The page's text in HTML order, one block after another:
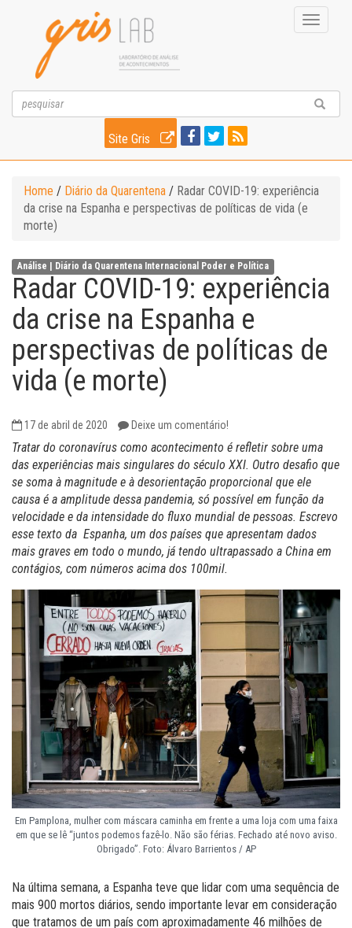
Toggle
Site Gris
Home / Diário da Quarentena / Radar COVID-19: experiência
da crise na Espanha e perspectivas de políticas de vida (e
morte)
Análise | Diário da Quarentena Internacional Poder e Política
Radar COVID-19: experiência
da crise na Espanha e
perspectivas de políticas de
vida (e morte)
17 de abril de 2020 Deixe um comentário!
Tratar do coronavírus como acontecimento é refletir sobre uma
das experiências mais singulares do século XXI. Outro desafio que
se soma à magnitude e à desorientação proporcional que ele
causa é a amplitude dessa pandemia, só possível em função da
velocidade e da intensidade do fluxo mundial de pessoas. Escrevo
esse texto da Espanha, um dos países que apresentam dados
mais graves em todo o mundo, já tendo ultrapassado a China em
contágios, com números acima dos 100mil.
Em Pamplona, mulher com máscara caminha em frente a uma loja com uma faixa
em que se lê “juntos podemos fazê-lo. Não são férias. Fechado até novo aviso.
Obrigado”. Foto: Álvaro Barrientos / AP
Na última semana, a Espanha teve que lidar com uma sequência de
mais 900 mortos diários, sendo importante levar em consideração
que tratamos de um país com aproximadamente 46 milhões de